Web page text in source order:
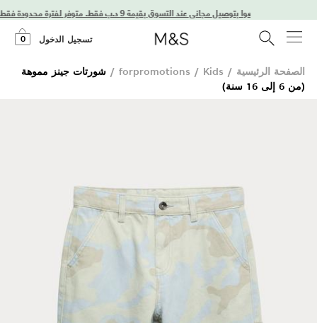
تسجيل الدخول 0
الصفحة الرئيسية /
forpromotions / Kids
/ شورتات جينز مموهة
(من 6 إلى 16 سنة)